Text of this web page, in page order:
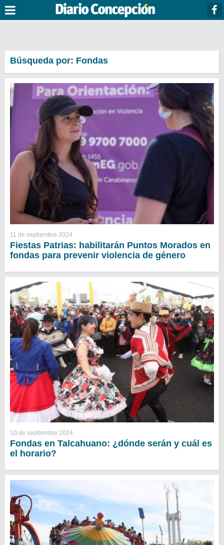
Búsqueda por: Fondas
11 de septiembre 2024
Fiestas Patrias: habilitarán Puntos Morados en
fondas para prevenir violencia de género
10 de septiembre 2024
Fondas en Talcahuano: ¿dónde serán y cuál es
el horario?